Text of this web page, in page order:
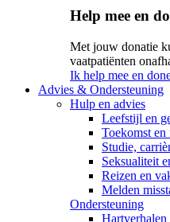
Help mee en
Met jouw donatie
vaatpatiënten
Ik help mee en
Advies & Ondersteuning
Hulp en advies
Leefstijl en
Toekomst en
Studie,
Seksualiteit
Reizen en
Melden
Ondersteuning
Hartverhalen